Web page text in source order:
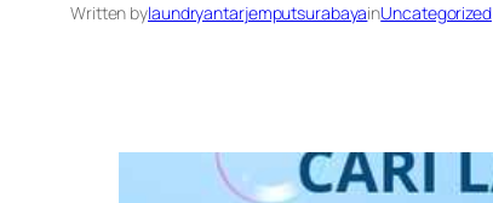
Written bylaundryantarjemputsurabayainUncategorized